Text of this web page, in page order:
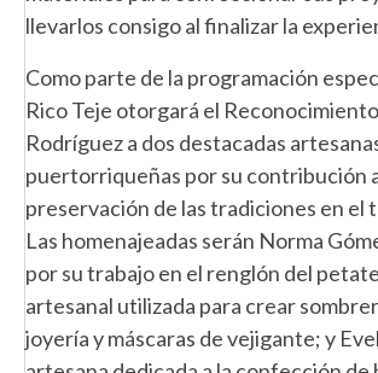
llevarlos consigo al finalizar la
Como parte de la programación
Rico Teje otorgará el
Rodríguez a dos destacadas
puertorriqueñas por su contribución
preservación de las tradiciones en el
Las homenajeadas serán Norma
por su trabajo en el renglón del
artesanal utilizada para crear
joyería y máscaras de vejigante; y